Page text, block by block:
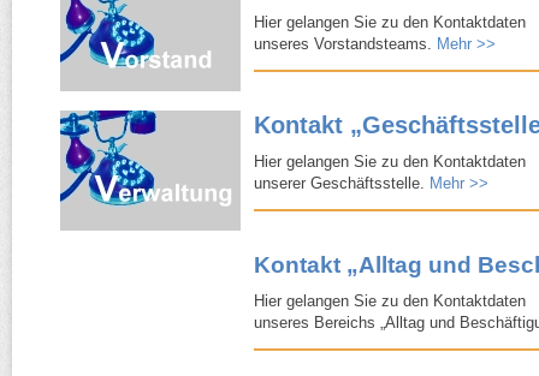
Hier gelangen Sie zu den Kontaktdaten
unseres Vorstandsteams. Mehr >>
Kontakt
Hier gelangen Sie zu den Kontaktdaten
unserer Geschäftsstelle. Mehr >>
Kontakt „Alltag und
Hier gelangen Sie zu den Kontaktdaten
unseres Bereichs „Alltag und